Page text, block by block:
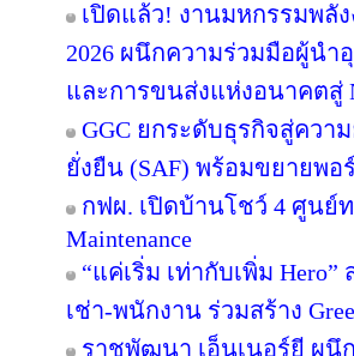
เปิดแล้ว! งานมหกรรมพลัง
2026 ผนึกความร่วมมือผู้นำ
และการขนส่งแห่งอนาคตสู่
GGC ยกระดับธุรกิจสู่ควา
ยั่งยืน (SAF) พร้อมขยายพ
กฟผ. เปิดบ้านโชว์ 4 ศูนย์
Maintenance
“แค่เริ่ม เท่ากับเพิ่ม Hero”
เช่า-พนักงาน ร่วมสร้าง
ราชพัฒนา เอ็นเนอร์ยี ผนึ